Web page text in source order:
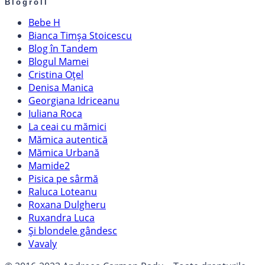
Blogroll
Bebe H
Bianca Timșa Stoicescu
Blog în Tandem
Blogul Mamei
Cristina Oțel
Denisa Manica
Georgiana Idriceanu
Iuliana Roca
La ceai cu mămici
Mămica autentică
Mămica Urbană
Mamide2
Pisica pe sârmă
Raluca Loteanu
Roxana Dulgheru
Ruxandra Luca
Și blondele gândesc
Vavaly